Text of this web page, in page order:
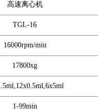
高速离心机
TGL-16
16000rpm/min
17800xg
1-99min